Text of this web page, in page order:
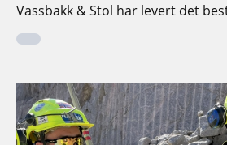
Vassbakk & Stol har levert det